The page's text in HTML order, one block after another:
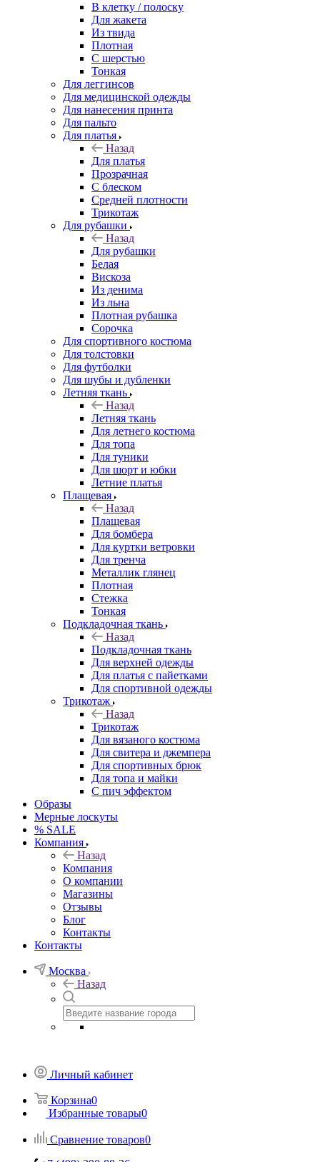
В клетку / полоску
Для жакета
Из твида
Плотная
С шерстью
Тонкая
Для леггинсов
Для медицинской одежды
Для нанесения принта
Для пальто
Для платья
Назад
Для платья
Прозрачная
С блеском
Средней плотности
Трикотаж
Для рубашки
Назад
Для рубашки
Белая
Вискоза
Из денима
Из льна
Плотная рубашка
Сорочка
Для спортивного костюма
Для толстовки
Для футболки
Для шубы и дубленки
Летняя ткань
Назад
Летняя ткань
Для летнего костюма
Для топа
Для туники
Для шорт и юбки
Летние платья
Плащевая
Назад
Плащевая
Для бомбера
Для куртки ветровки
Для тренча
Металлик глянец
Плотная
Стежка
Тонкая
Подкладочная ткань
Назад
Подкладочная ткань
Для верхней одежды
Для платья с пайетками
Для спортивной одежды
Трикотаж
Назад
Трикотаж
Для вязаного костюма
Для свитера и джемпера
Для спортивных брюк
Для топа и майки
С пич эффектом
Образы
Мерные лоскуты
% SALE
Компания
Назад
Компания
О компании
Магазины
Отзывы
Блог
Контакты
Контакты
Москва
Назад
Личный кабинет
Корзина0
Избранные товары0
Сравнение товаров0